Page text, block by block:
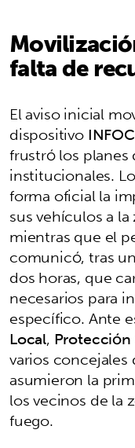
falta de
El aviso inicial
dispositivo
frustró los
institucionales.
forma oficial la
sus vehículos a
mientras que el
comunicó, tras
dos horas, que
necesarios para
específico. Ante
Local,
varios
asumieron la
los vecinos de la
fuego.